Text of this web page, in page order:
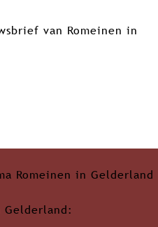
van Romeinen in
Romeinen in Gelderland
Gelderland: